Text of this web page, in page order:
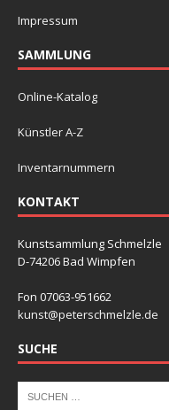
Impressum
SAMMLUNG
Online-Katalog
Künstler A-Z
Inventarnummern
KONTAKT
Kunstsammlung Schmelzle
D-74206 Bad Wimpfen
Fon 07063-951662
kunst@peterschmelzle.de
SUCHE